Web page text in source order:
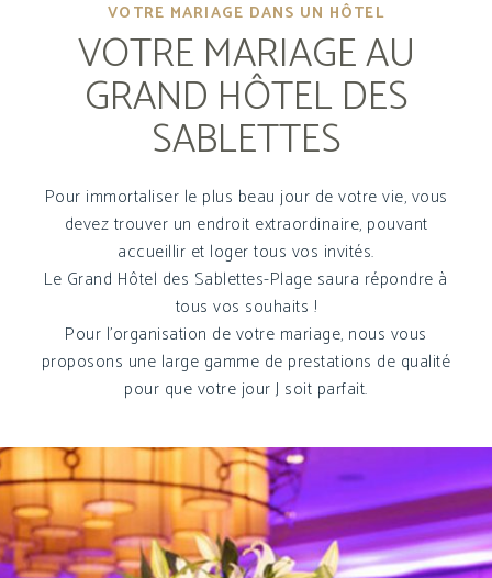
VOTRE MARIAGE DANS UN HÔTEL
VOTRE MARIAGE AU
GRAND HÔTEL DES
SABLETTES
Pour immortaliser le plus beau jour de votre vie, vous
devez trouver un endroit extraordinaire, pouvant
accueillir et loger tous vos invités.
Le Grand Hôtel des Sablettes-Plage saura répondre à
tous vos souhaits !
Pour l'organisation de votre mariage, nous vous
proposons une large gamme de prestations de qualité
pour que votre jour J soit parfait.